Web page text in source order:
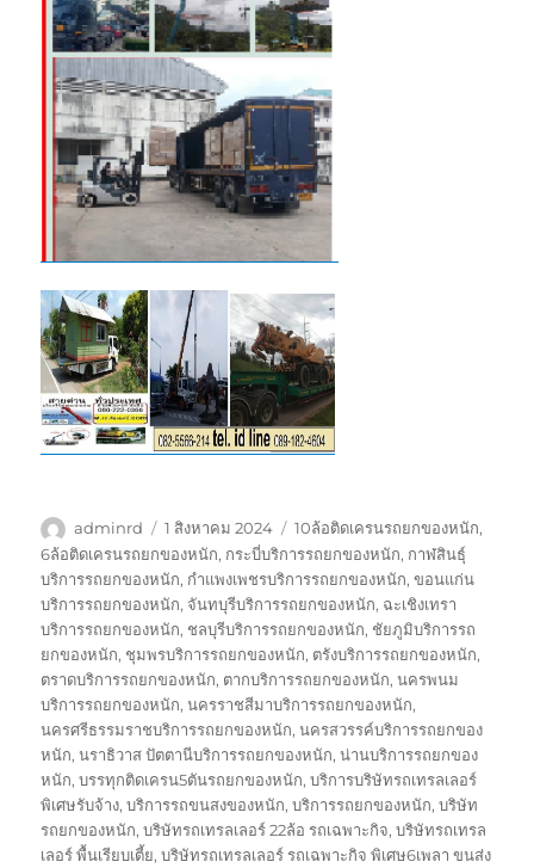
ผู้
เขียน
adminrd
เขียน
เมื่อ
1 สิงหาคม 2024
ป้าย
กำกับ
10ล้อติดเครนรถยกของหนัก,
6ล้อติดเครนรถยกของหนัก, กระบี่บริการรถยกของหนัก, กาฬสินธุ์
บริการรถยกของหนัก, กำแพงเพชรบริการรถยกของหนัก,ขอนแก่น
บริการรถยกของหนัก, จันทบุรีบริการรถยกของหนัก, ฉะเชิงเทรา
บริการรถยกของหนัก, ชลบุรีบริการรถยกของหนัก, ชัยภูมิบริการรถ
ยกของหนัก, ชุมพรบริการรถยกของหนัก, ตรังบริการรถยกของหนัก,
ตราดบริการรถยกของหนัก, ตากบริการรถยกของหนัก,นครพนม
บริการรถยกของหนัก,นครราชสีมาบริการรถยกของหนัก,
นครศรีธรรมราชบริการรถยกของหนัก,นครสวรรค์บริการรถยกของ
หนัก,นราธิวาส ปัตตานีบริการรถยกของหนัก,น่านบริการรถยกของ
หนัก,บรรทุกติดเครน5ตันรถยกของหนัก,บริการบริษัทรถเทรลเลอร์
พิเศษรับจ้าง,บริการรถขนสงของหนัก,บริการรถยกของหนัก,บริษัท
รถยกของหนัก,บริษัทรถเทรลเลอร์ 22ล้อ รถเฉพาะกิจ,บริษัทรถเทรล
เลอร์ พื้นเรียบเตี้ย,บริษัทรถเทรลเลอร์ รถเฉพาะกิจ พิเศษ6เพลา ขนส่ง